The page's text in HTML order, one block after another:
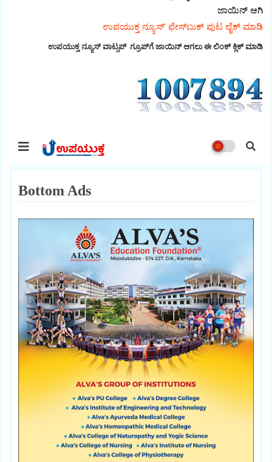
ಜಾಯಿನ್‌ ಆಗಿ
ಉಪಯುಕ್ತ ನ್ಯೂಸ್‌’ ಫೇಸ್‌ಬುಕ್ ಪುಟ ಲೈಕ್ ಮಾಡಿ
ಉಪಯುಕ್ತ ನ್ಯೂಸ್‌ ವಾಟ್ಸಪ್‌ ಗ್ರೂಪ್‌ಗೆ ಜಾಯಿನ್ ಆಗಲು ಈ ಲಿಂಕ್ ಕ್ಲಿಕ್ ಮಾಡಿ